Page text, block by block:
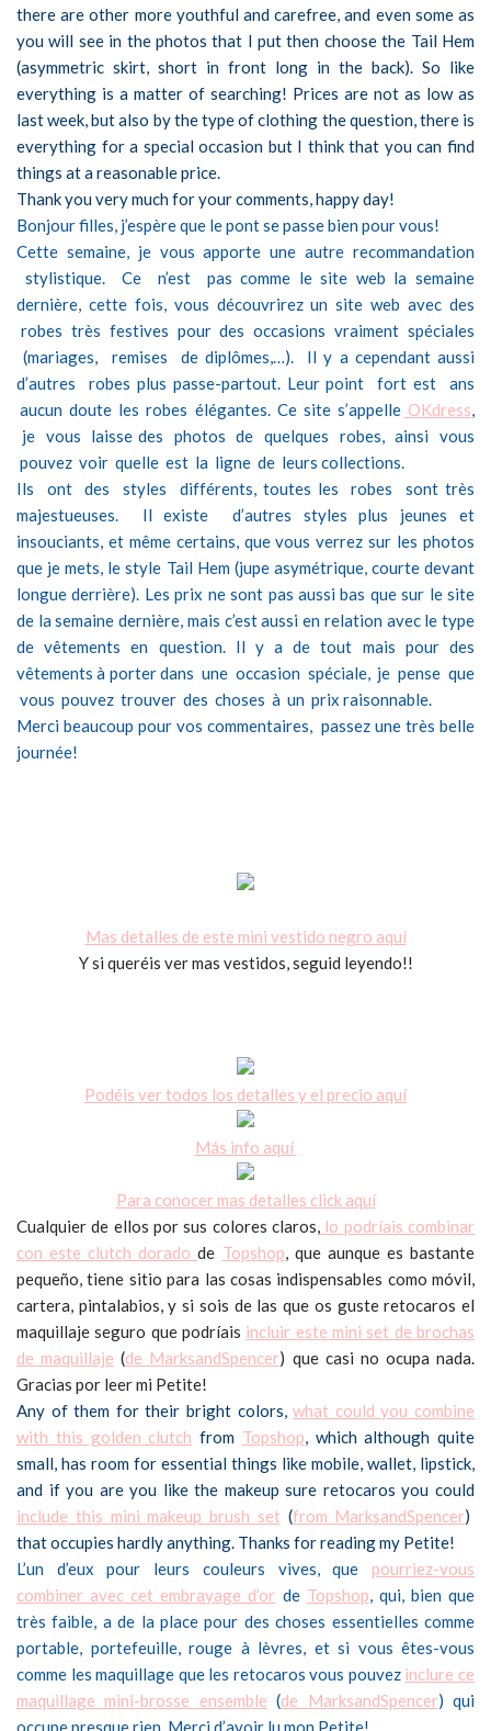
there are other more youthful and carefree, and even some as
you will see in the photos that I put then choose the Tail Hem
(asymmetric skirt, short in front long in the back). So like
everything is a matter of searching! Prices are not as low as
last week, but also by the type of clothing the question, there is
everything for a special occasion but I think that you can find
things at a reasonable price.
Thank you very much for your comments, happy day!
Bonjour filles, j’espère que le pont se passe bien pour vous!
Cette semaine, je vous apporte une autre recommandation
stylistique. Ce n’est pascomme le site web la semaine
dernière, cette fois, vous découvrirez un site web avec des
robes très festives pour des occasions vraiment spéciales
(mariages, remises de diplômes,…). Il y a cependant aussi
d’autres robes plus passe-partout. Leur point fortest ans
aucun doute les robes élégantes. Ce site s’appelle OKdress,
je vous laisse des photos de quelques robes, ainsi vous
pouvez voir quelle est la ligne de leurs collections.
Ils ont des styles différents, toutes les robes sont très
majestueuses. Il existe d’autres styles plus jeunes et
insouciants, et même certains, que vous verrez sur les photos
que je mets, le style Tail Hem (jupe asymétrique, courte devant
longue derrière). Les prix ne sont pas aussi bas que sur le site
de la semaine dernière, mais c’est aussi en relation avec le type
de vêtements en question. Il y a de tout mais pour des
vêtements à porterdans une occasion spéciale, je pense que
vous pouvez trouver des choses à un prix raisonnable.
Merci beaucoup pour vos commentaires, passez une très belle
journée!
Mas detalles de este mini vestido negro aquí
Y si queréis ver mas vestidos, seguid leyendo!!
Podéis ver todos los detalles y el precio aquí
Más info aquí
Para conocer mas detalles click aquí
Cualquier de ellos por sus colores claros, lo podríais combinar
con este clutch doradode Topshop, que aunque es bastante
pequeño, tiene sitio para las cosas indispensables como móvil,
cartera, pintalabios, y si sois de las que os guste retocaros el
maquillaje seguro que podríais incluir este mini set de brochas
de maquillaje (de MarksandSpencer) que casi no ocupa nada.
Gracias por leer mi Petite!
Any of them for their bright colors,what could you combine
with this golden clutch from Topshop, which although quite
small, has room for essential things like mobile, wallet, lipstick,
and if you are you like the makeup sure retocaros you could
include this mini makeup brush set (from MarksandSpencer)
that occupies hardly anything. Thanks for reading my Petite!
L’un d’eux pour leurs couleurs vives, que pourriez-vous
combiner avec cet embrayage d’or de Topshop, qui, bien que
très faible, a de la place pour des choses essentielles comme
portable, portefeuille, rouge à lèvres, et si vous êtes-vous
comme les maquillage que les retocaros vous pouvez inclure ce
maquillage mini-brosse ensemble (de MarksandSpencer) qui
occupe presque rien. Merci d’avoir lu mon Petite!